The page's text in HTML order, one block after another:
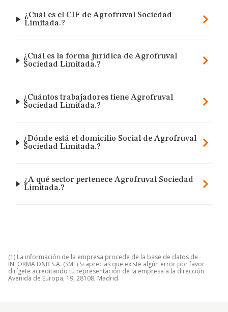
¿Cuál es el CIF de Agrofruval Sociedad
Limitada.?
¿Cuál es la forma jurídica de Agrofruval
Sociedad Limitada.?
¿Cuántos trabajadores tiene Agrofruval
Sociedad Limitada.?
¿Dónde está el domicilio Social de Agrofruval
Sociedad Limitada.?
¿A qué sector pertenece Agrofruval Sociedad
Limitada.?
(1) La información de la empresa procede de la base de datos de
INFORMA D&B S.A. (SME) Si aprecias que existe algún error por favor
dirígete acreditando tu representación de la empresa a la dirección
Avenida de Europa, 19, 28108, Madrid.